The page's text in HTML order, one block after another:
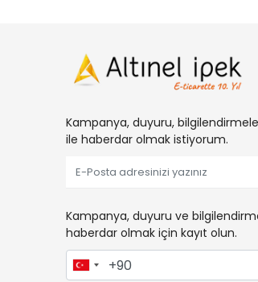
Kampanya, duyuru,
ile haberdar olmak istiyorum.
Kampanya, duyuru ve
haberdar olmak için kayıt olun.